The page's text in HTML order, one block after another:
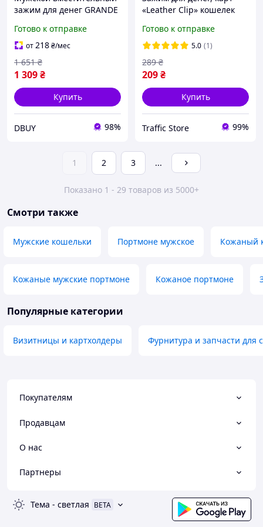
зажим для денег GRANDE
DBUY Чоловічий місткий
затиск для грошей
GRANDE PELLE
Готово к отправке
от218₴/мес
1 309₴
1 651 ₴
Купить
DBUY 98%
«Leather Clip» кошелек
(черно-серый)
Готово к отправке
5.0 (1)
209₴
289 ₴
Купить
Traffic Store 99%
1 2 3 ...
Показано 1 - 29 товаров из 5000+
Смотри также
Мужские кошельки Портмоне мужское Кожаный
Кожаные мужские портмоне Кожаное портмоне
Популярные категории
Визитницы и картхолдеры Фурнитура и запчасти для
Покупателям
Продавцам
О нас
Партнеры
Тема - светлая BETA